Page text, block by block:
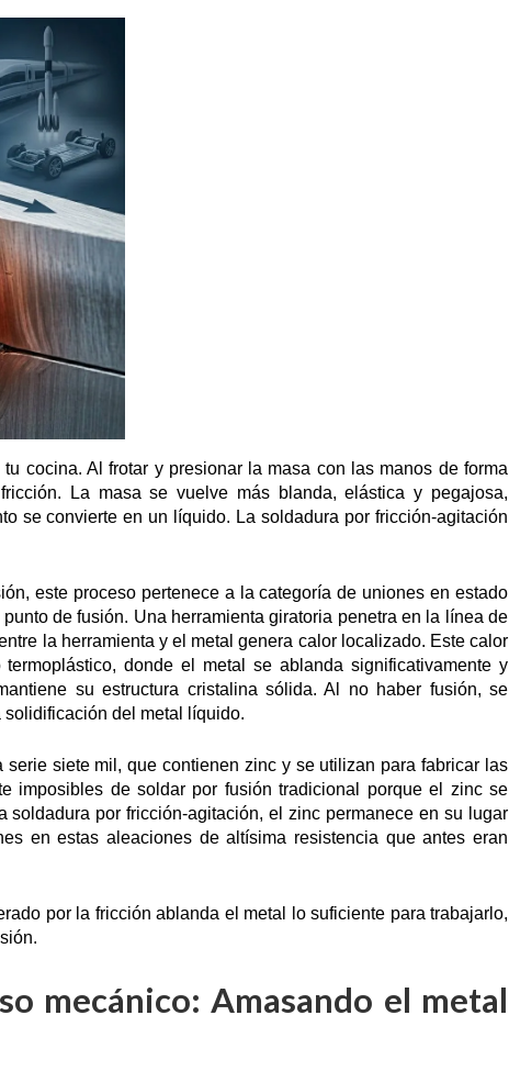
cocina. Al frotar y presionar la masa con las manos de forma
La masa se vuelve más blanda, elástica y pegajosa,
se convierte en un líquido. La soldadura por fricción-agitación
este proceso pertenece a la categoría de uniones en estado
de fusión. Una herramienta giratoria penetra en la línea de
la herramienta y el metal genera calor localizado. Este calor
donde el metal se ablanda significativamente y
su estructura cristalina sólida. Al no haber fusión, se
del metal líquido.
siete mil, que contienen zinc y se utilizan para fabricar las
imposibles de soldar por fusión tradicional porque el zinc se
por fricción-agitación, el zinc permanece en su lugar
en estas aleaciones de altísima resistencia que antes eran
por la fricción ablanda el metal lo suficiente para trabajarlo,
mecánico: Amasando el metal